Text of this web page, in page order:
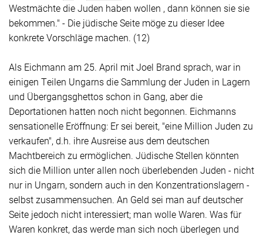
Westmächte die Juden haben wollen , dann können sie sie
bekommen." - Die jüdische Seite möge zu dieser Idee
konkrete Vorschläge machen. (12)
Als Eichmann am 25. April mit Joel Brand sprach, war in
einigen Teilen Ungarns die Sammlung der Juden in Lagern
und Übergangsghettos schon in Gang, aber die
Deportationen hatten noch nicht begonnen. Eichmanns
sensationelle Eröffnung: Er sei bereit, "eine Million Juden zu
verkaufen", d.h. ihre Ausreise aus dem deutschen
Machtbereich zu ermöglichen. Jüdische Stellen könnten
sich die Million unter allen noch überlebenden Juden - nicht
nur in Ungarn, sondern auch in den Konzentrationslagern -
selbst zusammensuchen. An Geld sei man auf deutscher
Seite jedoch nicht interessiert; man wolle Waren. Was für
Waren konkret, das werde man sich noch überlegen und